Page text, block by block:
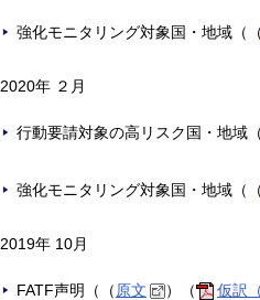
強化モニタリング対象国・地域（（
2020年 ２月
行動要請対象の高リスク国・地域
強化モニタリング対象国・地域（（
2019年 10月
FATF声明（（ 原文 ）（ 仮訳